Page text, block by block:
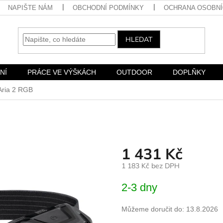
NAPIŠTE NÁM OBCHODNÍ PODMÍNKY OCHRANA
HLEDAT
PRÁCE VE VÝŠKÁCH OUTDOOR DOPLŇKY
2 RGB
1 431 Kč
1 183 Kč bez DPH
cena:
2-3 dny
Můžeme doručit do: 13.8.2026